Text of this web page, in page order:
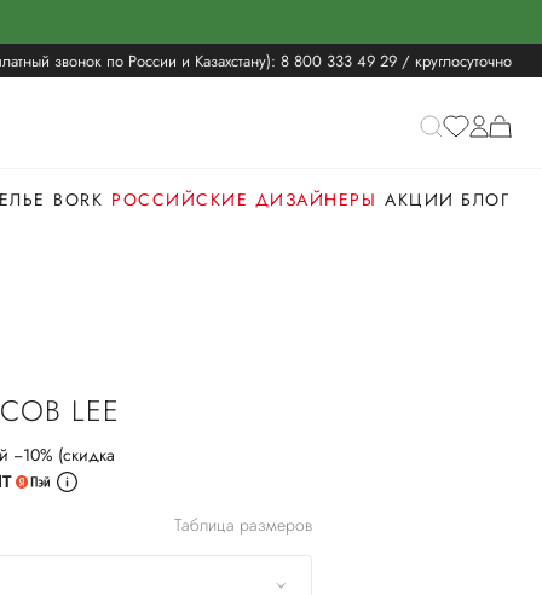
звонок по России и Казахстану): 8 800 333 49 29 / круглосуточно
BORK РОССИЙСКИЕ ДИЗАЙНЕРЫ АКЦИИ БЛОГ
LEE
−10% (скидка
Таблица размеров